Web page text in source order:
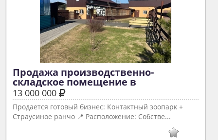
Продажа производственно-
складское помещение в
13 000 000
Продается готовый бизнес: Контактный зоопарк +
Страусиное ранчо 📍 Расположение: Собстве...